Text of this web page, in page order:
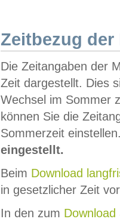
Zeitbezug der
Die Zeitangaben der
Zeit dargestellt. Dies
Wechsel im Sommer
können Sie die
Sommerzeit
eingestellt.
Beim Download
in gesetzlicher Zeit
In den zum Download